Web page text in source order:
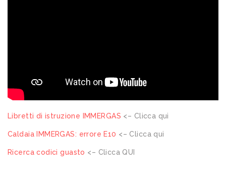
Libretti di istruzione IMMERGAS <– Clicca qui
Caldaia IMMERGAS: errore E10 <– Clicca qui
Ricerca codici guasto <– Clicca QUI